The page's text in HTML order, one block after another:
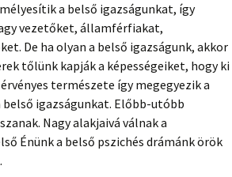
a belső igazságunkat, így
vezetőket, államférfiakat,
De ha olyan a belső igazságunk, akkor
tőlünk kapják a képességeiket, hogy ki
természete így megegyezik a
igazságunkat. Előbb-utóbb
Nagy alakjaivá válnak a
Énünk a belső pszichés drámánk örök